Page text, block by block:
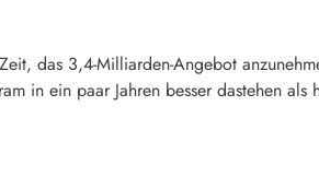
das 3,4-Milliarden-Angebot
in ein paar Jahren besser dastehen